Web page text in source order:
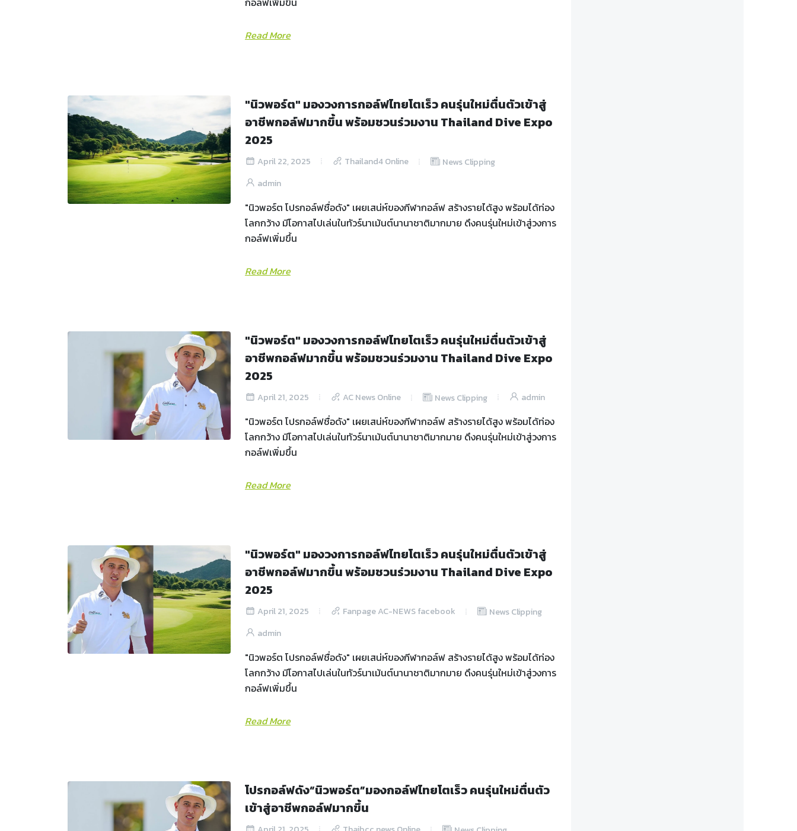
Read More
"นิวพอร์ต" มองวงการกอล์ฟไทยโตเร็ว คนรุ่นใหม่ตื่นตัวเข้าสู่
อาชีพกอล์ฟมากขึ้น พร้อมชวนร่วมงาน Thailand Dive Expo
2025
April 22, 2025 Thailand4 Online
News Clipping
admin
"นิวพอร์ต โปรกอล์ฟชื่อดัง" เผยเสน่ห์ของกีฬากอล์ฟ สร้างรายได้สูง พร้อมได้ท่อง
โลกกว้าง มีโอกาสไปเล่นในทัวร์นาเม้นต์นานาชาติมากมาย ดึงคนรุ่นใหม่เข้าสู่วงการ
กอล์ฟเพิ่มขึ้น
Read More
"นิวพอร์ต" มองวงการกอล์ฟไทยโตเร็ว คนรุ่นใหม่ตื่นตัวเข้าสู่
อาชีพกอล์ฟมากขึ้น พร้อมชวนร่วมงาน Thailand Dive Expo
2025
April 21, 2025 AC News Online News Clipping admin
"นิวพอร์ต โปรกอล์ฟชื่อดัง" เผยเสน่ห์ของกีฬากอล์ฟ สร้างรายได้สูง พร้อมได้ท่อง
โลกกว้าง มีโอกาสไปเล่นในทัวร์นาเม้นต์นานาชาติมากมาย ดึงคนรุ่นใหม่เข้าสู่วงการ
กอล์ฟเพิ่มขึ้น
Read More
"นิวพอร์ต" มองวงการกอล์ฟไทยโตเร็ว คนรุ่นใหม่ตื่นตัวเข้าสู่
อาชีพกอล์ฟมากขึ้น พร้อมชวนร่วมงาน Thailand Dive Expo
2025
April 21, 2025 Fanpage AC-NEWS facebook
News Clipping
admin
"นิวพอร์ต โปรกอล์ฟชื่อดัง" เผยเสน่ห์ของกีฬากอล์ฟ สร้างรายได้สูง พร้อมได้ท่อง
โลกกว้าง มีโอกาสไปเล่นในทัวร์นาเม้นต์นานาชาติมากมาย ดึงคนรุ่นใหม่เข้าสู่วงการ
กอล์ฟเพิ่มขึ้น
Read More
โปรกอล์ฟดัง“นิวพอร์ต”มองกอล์ฟไทยโตเร็ว คนรุ่นใหม่ตื่นตัว
เข้าสู่อาชีพกอล์ฟมากขึ้น